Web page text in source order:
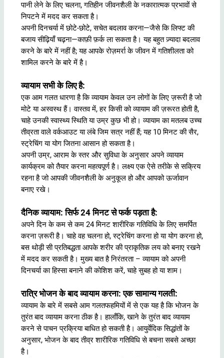
पानी लेने के लिए चलना, गतिहीन जीवनशैली के नकारात्मक प्रभावों से
निपटने में मदद कर सकता है।
अपनी दिनचर्या में छोटे-छोटे, सचेत बदलाव करना—जैसे कि लिफ्ट की
बजाय सीढ़ियाँ चढ़ना—काफ़ी फ़र्क ला सकता है। यह बहुत ज़्यादा बदलाव
करने के बारे में नहीं है; यह आपके रोज़मर्रा के जीवन में गतिशीलता को
शामिल करने के बारे में है।
व्यायाम सभी के लिए है:
एक आम गलत धारणा है कि व्यायाम केवल उन लोगों के लिए ज़रूरी है जो
मोटे या अस्वस्थ हैं। वास्तव में, हर किसी को व्यायाम की ज़रूरत होती है,
चाहे उनकी स्वास्थ्य स्थिति या उम्र कुछ भी हो। व्यायाम का मतलब उच्च
तीव्रता वाले वर्कआउट या लंबे जिम सत्र नहीं हैं; यह 10 मिनट की सैर,
स्ट्रेचिंग या योग जितना आसान हो सकता है।
अपनी उम्र, आराम के स्तर और सुविधा के अनुसार अपने व्यायाम
कार्यक्रम को तैयार करना महत्वपूर्ण है। लक्ष्य एक ऐसे तरीके से सक्रिय
रहना है जो आपकी जीवनशैली के अनुकूल हो और आपको ऊर्जावान
बनाए रखे।
दैनिक व्यायाम: सिर्फ 24 मिनट से फर्क पड़ता है:
अपने दिन के कम से कम 24 मिनट शारीरिक गतिविधि के लिए समर्पित
करना ज़रूरी है। चाहे वह चलना हो, स्ट्रेचिंग करना हो या योग करना हो,
बस थोड़ी सी प्रतिबद्धता आपके शरीर की प्राकृतिक लय को बनाए रखने
में मदद कर सकती है। मुख्य बात है निरंतरता – व्यायाम को अपनी
दिनचर्या का हिस्सा बनाने की कोशिश करें, चाहे सुबह हो या शाम।
रात्रि भोजन के बाद व्यायाम करना: एक सामान्य गलती:
व्यायाम के बारे में सबसे आम गलतफहमियों में से एक यह है कि भोजन के
तुरंत बाद व्यायाम करना ठीक है। हालाँकि, खाने के तुरंत बाद व्यायाम
करने से पाचन प्रक्रिया बाधित हो सकती है। आयुर्वेदिक सिद्धांतों के
अनुसार, भोजन के बाद तीव्र शारीरिक गतिविधि से बचना सबसे अच्छा
है।